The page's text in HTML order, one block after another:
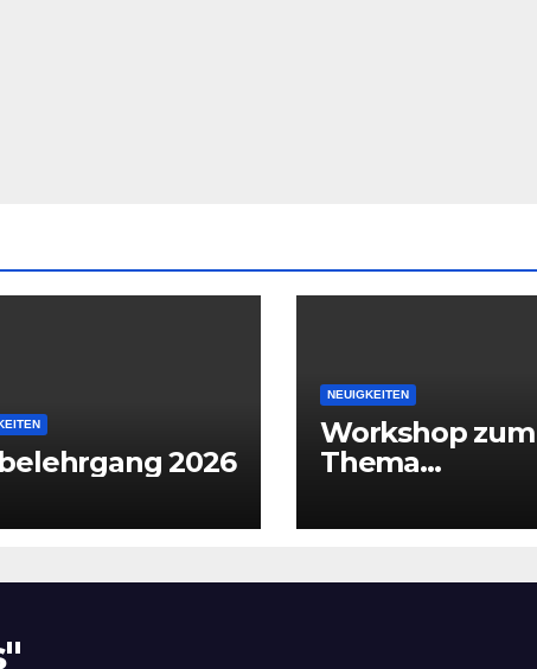
2026
NEUIGKEITEN
Workshop zum
Thema